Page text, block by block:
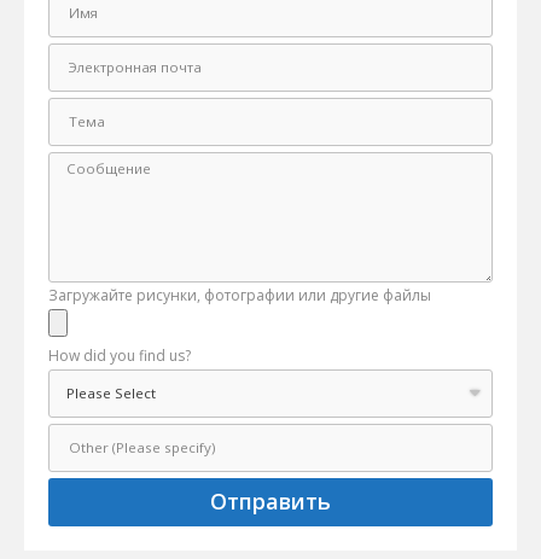
Загружайте рисунки, фотографии или другие файлы
How did you find us?
Отправить